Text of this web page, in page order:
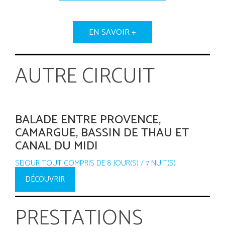
EN SAVOIR +
AUTRE CIRCUIT
BALADE ENTRE PROVENCE,
CAMARGUE, BASSIN DE THAU ET
CANAL DU MIDI
SEJOUR TOUT COMPRIS DE 8 JOUR(S) / 7 NUIT(S)
DÉCOUVRIR
PRESTATIONS